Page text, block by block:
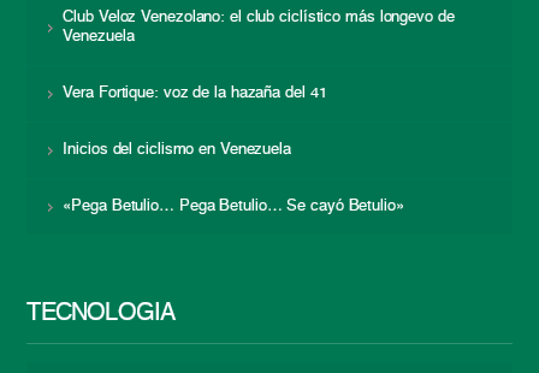
Club Veloz Venezolano: el club ciclístico más longevo de
Venezuela
Vera Fortique: voz de la hazaña del 41
Inicios del ciclismo en Venezuela
«Pega Betulio… Pega Betulio… Se cayó Betulio»
TECNOLOGÍA